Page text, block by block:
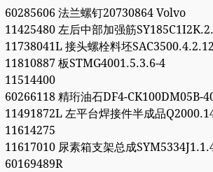
60285606 法兰螺钉20730864 Volvo
11425480 左后中部加强筋
11738041L 接头螺栓料坯
11810887 板STMG4001.5.3.6-4
11514400
60266118 精珩油石DF4-CK100DM05B-
11491872L 左平台焊接件半成品
11614275
11617010 尿素箱支架总成
60169489R